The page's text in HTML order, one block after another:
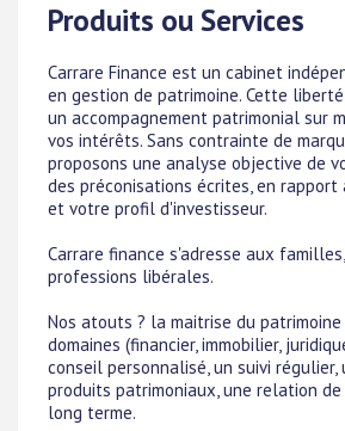
Produits ou Services
Carrare Finance est un cabinet
en gestion de patrimoine. Cette
un accompagnement patrimonial sur
vos intérêts. Sans contrainte de
proposons une analyse objective de
des préconisations écrites, en
et votre profil d'investisseur.
Carrare finance s'adresse aux
professions libérales.
Nos atouts ? la maitrise du
domaines (financier, immobilier,
conseil personnalisé, un suivi
produits patrimoniaux, une relation
long terme.